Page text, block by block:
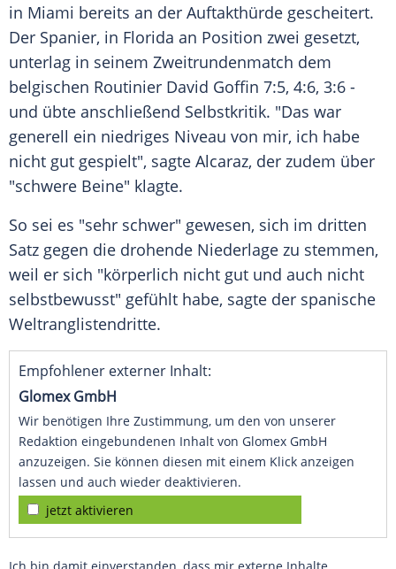
in Miami bereits an der Auftakthürde gescheitert.
Der Spanier, in Florida an Position zwei gesetzt,
unterlag in seinem Zweitrundenmatch dem
belgischen Routinier David Goffin 7:5, 4:6, 3:6 -
und übte anschließend Selbstkritik. "Das war
generell ein niedriges Niveau von mir, ich habe
nicht gut gespielt", sagte Alcaraz, der zudem über
"schwere Beine" klagte.
So sei es "sehr schwer" gewesen, sich im dritten
Satz gegen die drohende Niederlage zu stemmen,
weil er sich "körperlich nicht gut und auch nicht
selbstbewusst" gefühlt habe, sagte der spanische
Weltranglistendritte.
Empfohlener externer Inhalt:
Glomex GmbH
Wir benötigen Ihre Zustimmung, um den von unserer
Redaktion eingebundenen Inhalt von Glomex GmbH
anzuzeigen. Sie können diesen mit einem Klick anzeigen
lassen und auch wieder deaktivieren.
jetzt aktivieren